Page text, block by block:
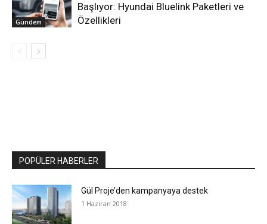
Gündem
Başlıyor: Hyundai Bluelink Paketleri ve
Özellikleri
POPÜLER HABERLER
Gül Proje’den kampanyaya destek
1 Haziran 2018